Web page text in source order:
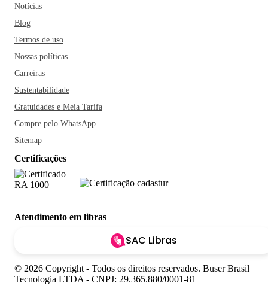
Notícias
Blog
Termos de uso
Nossas políticas
Carreiras
Sustentabilidade
Gratuidades e Meia Tarifa
Compre pelo WhatsApp
Sitemap
Certificações
Atendimento em libras
SAC Libras
© 2026 Copyright - Todos os direitos reservados. Buser Brasil
Tecnologia LTDA - CNPJ: 29.365.880/0001-81